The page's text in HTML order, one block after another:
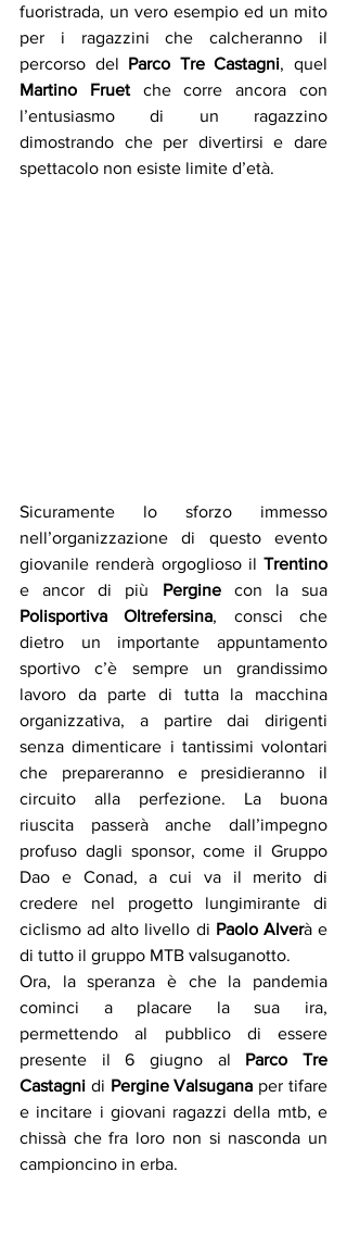
fuoristrada, un vero esempio ed un mito
per i ragazzini che calcheranno il
percorso del Parco Tre Castagni
Martino Fruet che corre ancora con
l’entusiasmo di un ragazzino
dimostrando che per divertirsi e dare
spettacolo non esiste limite d’età.
Sicuramente lo sforzo immesso
nell’organizzazione di questo evento
giovanile renderà orgoglioso il Trentino
e ancor di più Pergine
Polisportiva Oltrefersina, consci che
dietro un importante appuntamento
sportivo c’è sempre un grandissimo
lavoro da parte di tutta la macchina
organizzativa, a partire dai dirigenti
senza dimenticare i tantissimi volontari
che prepareranno e presidieranno il
circuito alla perfezione. La buona
riuscita passerà anche dall’impegno
profuso dagli sponsor, come il Gruppo
Dao e Conad, a cui va il merito di
credere nel progetto lungimirante di
ciclismo ad alto livello di Paolo Alverà e
di tutto il gruppo MTB valsuganotto.
Ora, la speranza è che la pandemia
cominci a placare la sua ira,
permettendo al pubblico di essere
presente il 6 giugno al Parco Tre
Castagni di Pergine Valsugana per tifare
e incitare i giovani ragazzi della mtb, e
chissà che fra loro non si nasconda un
campioncino in erba.